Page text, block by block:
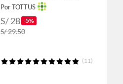
Por TOTTUS
S/ 28 -5%
S/ 29.50
(11)